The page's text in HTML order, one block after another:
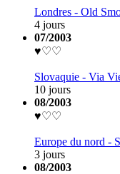
Londres - Old
4 jours
07/2003
♥♡♡
Slovaquie - Via
10 jours
08/2003
♥♡♡
Europe du nord -
3 jours
08/2003